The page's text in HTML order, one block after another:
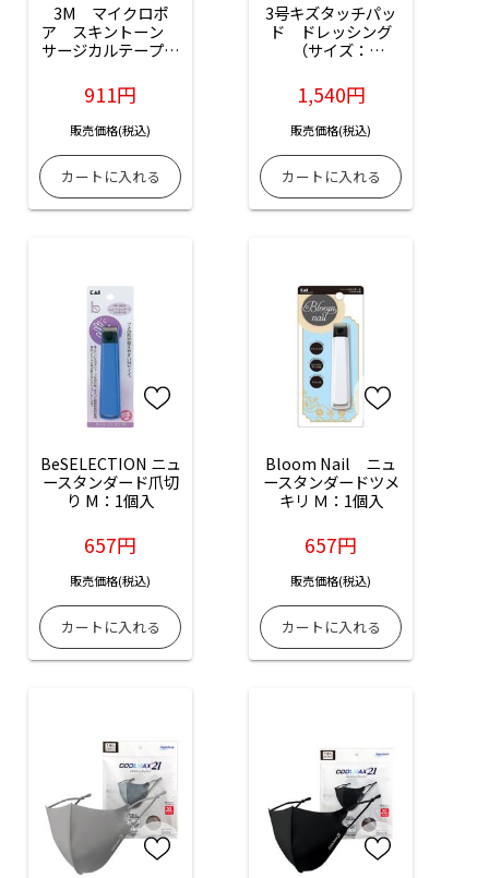
3M　マイクロポ
ア　スキントーン
サージカルテープ
1533EP-1　幅
25mm×9.1m：1巻
入（医療用テープ）
911円
販売価格(税込)
3号キズタッチパッ
ド　ドレッシング
（サイズ：
：20枚入
1,540円
販売価格(税込)
BeSELECTION ニュ
ースタンダード爪切
り M：1個入
657円
販売価格(税込)
Bloom Nail　ニュ
ースタンダードツメ
キリ Ｍ：1個入
657円
販売価格(税込)